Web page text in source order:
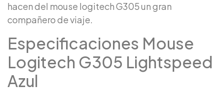
hacen del mouse logitech G305 un gran
compañero de viaje.
Especificaciones Mouse
Logitech G305 Lightspeed
Azul